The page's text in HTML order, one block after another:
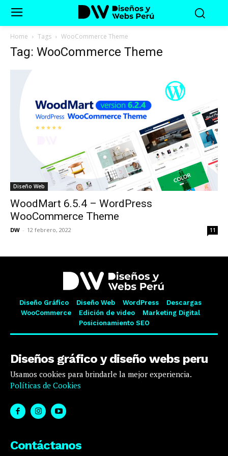
Home Tags WooCommerce Theme
Tag: WooCommerce Theme
Diseño Web
WoodMart 6.5.4 – WordPress
WooCommerce Theme
DW - 12 febrero, 2022 11
Diseño Gráfico Diseño Web WordPress
Descargas
WooCommerce
Edición de video
Marketing Digital
Posicionamiento SEO
Diseños gráfico y diseño webs peru
Usamos cookies para brindarle la mejor experiencia.
Políticas de Cookies
Contáctanos